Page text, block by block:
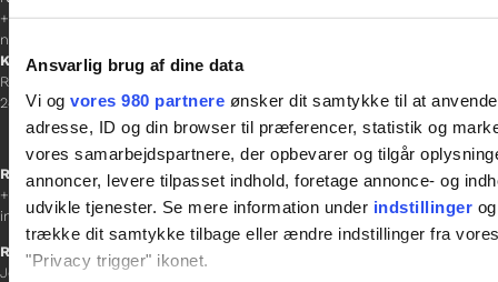
Ansvarlig brug af dine data
Vi og vores 980 partnere ønsker dit samtykke til at
adresse, ID og din browser til præferencer, statistik og
vores samarbejdspartnere, der opbevarer og tilgår
annoncer, levere tilpasset indhold, foretage annonce- og
udvikle tjenester. Se mere information under indstillinger
trække dit samtykke tilbage eller ændre indstillinger fra
"Privacy trigger" ikonet.
+45 26 25 17 65
nathalie@tv-glad.dk
København
Rentemestervej 45-47
2400 NV
Receptionen
+45 38 12 01 00
information@gladfonden.dk
Ringsted
Jernbanevej 8